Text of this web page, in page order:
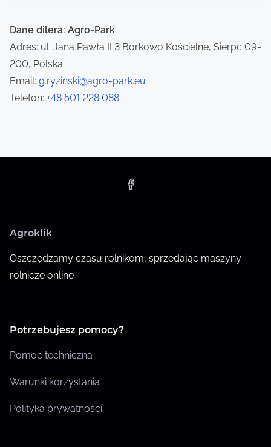
t
i
o
Dane dilera: Agro-Park
Adres: ul. Jana Pawła II 3 Borkowo Kościelne, Sierpc 09-
200, Polska
Email: g.ryzinski@agro-park.eu
Telefon: +48 501 228 088
Agroklik
Oszczędzamy czasu rolnikom, sprzedając maszyny
rolnicze online
Potrzebujesz pomocy?
Pomoc techniczna
Warunki korzystania
Polityka prywatności